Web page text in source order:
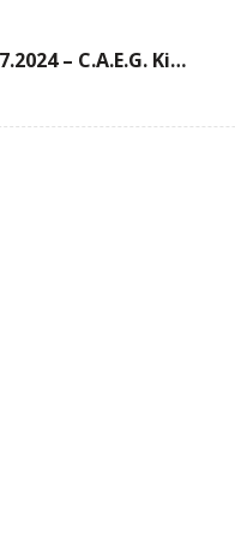
20.07.2024 – C.A.E.G. Kids Cup Im Stadion ‚Op Flohr‘ In Grevenmacher